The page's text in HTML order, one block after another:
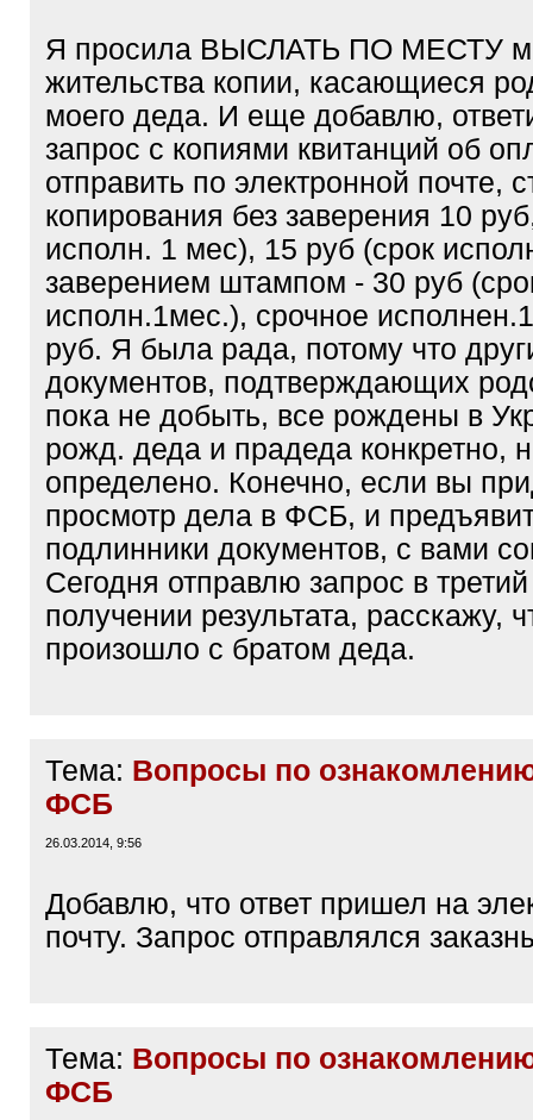
Я просила ВЫСЛАТЬ ПО МЕСТУ
жительства копии, касающиеся
моего деда. И еще добавлю,
запрос с копиями квитанций об
отправить по электронной почте,
копирования без заверения 10
исполн. 1 мес), 15 руб (срок
заверением штампом - 30 руб
исполн.1мес.), срочное
руб. Я была рада, потому что
документов, подтверждающих
пока не добыть, все рождены в
рожд. деда и прадеда конкретно,
определено. Конечно, если вы
просмотр дела в ФСБ, и
подлинники документов, с вами
Сегодня отправлю запрос в
получении результата, расскажу,
произошло с братом деда.
Тема: Вопросы по
ФСБ
26.03.2014, 9:56
Добавлю, что ответ пришел на
почту. Запрос отправлялся
Тема: Вопросы по
ФСБ